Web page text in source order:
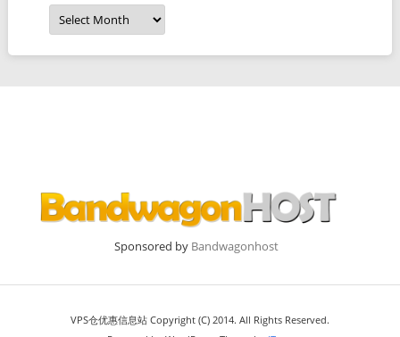
Archives
Sponsored by Bandwagonhost
VPS仓优惠信息站 Copyright (C) 2014. All Rights Reserved.